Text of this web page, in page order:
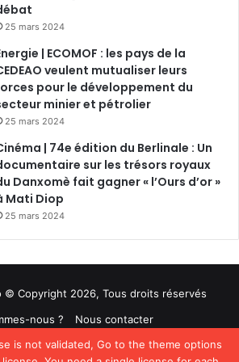
is not validated, Go to the theme options
25 mars 2024
| ECOMOF : les pays de la
veulent mutualiser leurs
pour le développement du
minier et pétrolier
25 mars 2024
| 74e édition du Berlinale : Un
sur les trésors royaux
Danxomè fait gagner « l’Ours d’or »
Mati Diop
25 mars 2024
© Copyright 2026, Tous droits réservés
nous ?
Nous contacter